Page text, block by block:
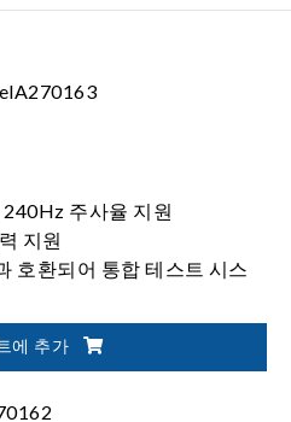
주사율 지원
지원
호환되어 통합 테스트 시스
: 13.5 / 12.528 / 10.8 / 6.75 /
에 추가